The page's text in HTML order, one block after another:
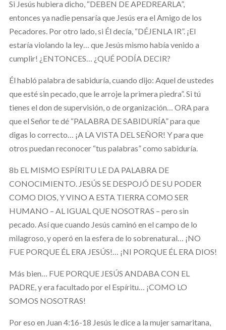
Si Jesús hubiera dicho, “DEBEN DE APEDREARLA”,
entonces ya nadie pensaría que Jesús era el Amigo de los
Pecadores. Por otro lado, si Él decía, “DÉJENLA IR”. ¡El
estaría violando la ley… que Jesús mismo había venido a
cumplir! ¿ENTONCES… ¿QUÉ PODÍA DECIR?
Él habló palabra de sabiduría, cuando dijo: Aquel de ustedes
que esté sin pecado, que le arroje la primera piedra”. Si tú
tienes el don de supervisión, o de organización… ORA para
que el Señor te dé “PALABRA DE SABIDURÍA” para que
digas lo correcto… ¡A LA VISTA DEL SEÑOR! Y para que
otros puedan reconocer “tus palabras” como sabiduría.
8b EL MISMO ESPÍRITU LE DA PALABRA DE
CONOCIMIENTO. JESÚS SE DESPOJÓ DE SU PODER
COMO DIOS, Y VINO A ESTA TIERRA COMO SER
HUMANO – AL IGUAL QUE NOSOTRAS – pero sin
pecado. Así que cuando Jesús caminó en el campo de lo
milagroso, y operó en la esfera de lo sobrenatural… ¡NO
FUE PORQUE ÉL ERA JESÚS!… ¡NI PORQUE ÉL ERA DIOS!
Más bien… FUE PORQUE JESÚS ANDABA CON EL
PADRE, y era facultado por el Espíritu… ¡COMO LO
SOMOS NOSOTRAS!
Por eso en Juan 4:16-18 Jesús le dice a la mujer samaritana,